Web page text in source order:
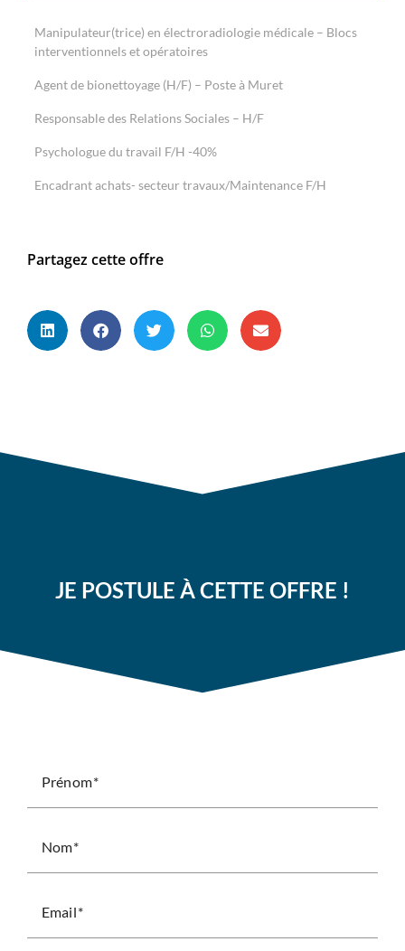
Manipulateur(trice) en électroradiologie médicale – Blocs
interventionnels et opératoires
Agent de bionettoyage (H/F) – Poste à Muret
Responsable des Relations Sociales – H/F
Psychologue du travail F/H -40%
Encadrant achats- secteur travaux/Maintenance F/H
Partagez cette offre
JE POSTULE À CETTE OFFRE !
Prénom
Nom
Email